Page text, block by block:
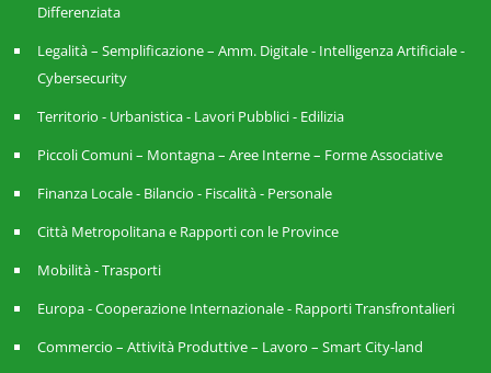
Differenziata
Legalità – Semplificazione – Amm. Digitale - Intelligenza Artificiale -
Cybersecurity
Territorio - Urbanistica - Lavori Pubblici - Edilizia
Piccoli Comuni – Montagna – Aree Interne – Forme Associative
Finanza Locale - Bilancio - Fiscalità - Personale
Città Metropolitana e Rapporti con le Province
Mobilità - Trasporti
Europa - Cooperazione Internazionale - Rapporti Transfrontalieri
Commercio – Attività Produttive – Lavoro – Smart City-land